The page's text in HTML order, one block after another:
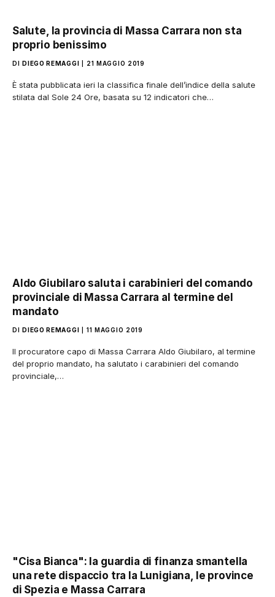
Salute, la provincia di Massa Carrara non sta
proprio benissimo
DI DIEGO REMAGGI 21 MAGGIO 2019
È stata pubblicata ieri la classifica finale dell’indice della salute
stilata dal Sole 24 Ore, basata su 12 indicatori che…
Aldo Giubilaro saluta i carabinieri del comando
provinciale di Massa Carrara al termine del
mandato
DI DIEGO REMAGGI 11 MAGGIO 2019
Il procuratore capo di Massa Carrara Aldo Giubilaro, al termine
del proprio mandato, ha salutato i carabinieri del comando
provinciale,…
"Cisa Bianca": la guardia di finanza smantella
una rete dispaccio tra la Lunigiana, le province
di Spezia e Massa Carrara